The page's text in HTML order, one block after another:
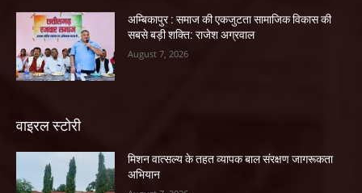
अम्बिकापुर : समाज की एकजुटता सामाजिक विकास की
सबसे बड़ी शक्ति: राजेश अग्रवाल
August 7, 2026
वाइरल स्टोरी
मिशन वात्सल्य के तहत व्यापक बाल संरक्षण जागरूकता
अभियान